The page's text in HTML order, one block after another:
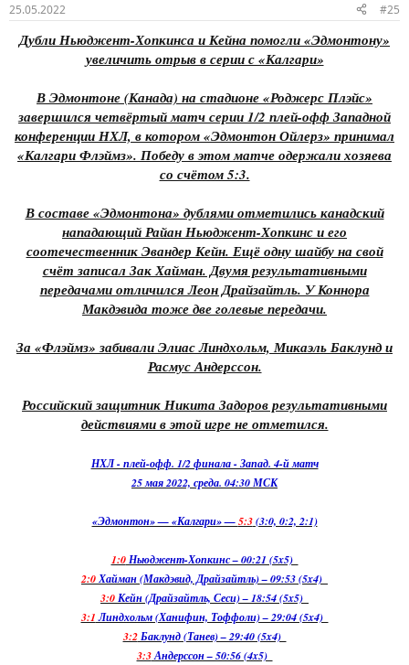
25.05.2022 #25
Дубли Ньюджент-Хопкинса и Кейна помогли «Эдмонтону»
увеличить отрыв в серии с «Калгари»
В Эдмонтоне (Канада) на стадионе «Роджерс Плэйс»
завершился четвёртый матч серии 1/2 плей-офф Западной
конференции НХЛ, в котором «Эдмонтон Ойлерз» принимал
«Калгари Флэймз». Победу в этом матче одержали хозяева
со счётом 5:3.
В составе «Эдмонтона» дублями отметились канадский
нападающий Райан Ньюджент-Хопкинс и его
соотечественник Эвандер Кейн. Ещё одну шайбу на свой
счёт записал Зак Хайман. Двумя результативными
передачами отличился Леон Драйзайтль. У Коннора
Макдэвида тоже две голевые передачи.
За «Флэймз» забивали Элиас Линдхольм, Микаэль Баклунд и
Расмус Андерссон.
Российский защитник Никита Задоров результативными
действиями в этой игре не отметился.
НХЛ - плей-офф. 1/2 финала - Запад. 4-й матч
25 мая 2022, среда. 04:30 МСК
«Эдмонтон» — «Калгари» —5:3(3:0, 0:2, 2:1)
1:0Ньюджент-Хопкинс – 00:21 (5x5)
2:0Хайман (Макдэвид, Драйзайтль) – 09:53 (5x4)
3:0Кейн (Драйзайтль, Сеси) – 18:54 (5x5)
3:1Линдхольм (Ханифин, Тоффоли) – 29:04 (5x4)
3:2Баклунд (Танев) – 29:40 (5x4)
3:3Андерссон – 50:56 (4x5)